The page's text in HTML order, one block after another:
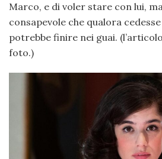
Marco, e di voler stare con lui,
consapevole che qualora cedesse
potrebbe finire nei guai.
foto.)